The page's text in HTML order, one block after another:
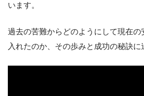
います。
過去の苦難からどのようにして現在の
入れたのか、その歩みと成功の秘訣に